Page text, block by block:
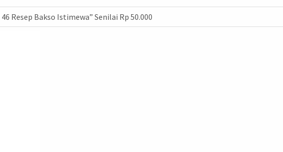
46 Resep Bakso Istimewa” Senilai Rp 50.000